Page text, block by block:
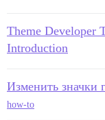
Theme Developer
Introduction
Изменить значки
how-to